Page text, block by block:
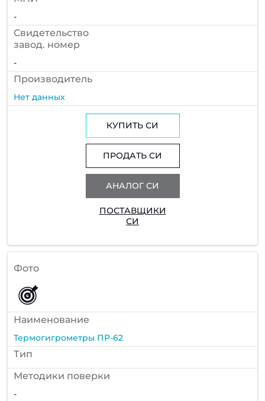
-
Cвидетельство
завод. номер
-
Производитель
Нет данных
КУПИТЬ СИ
ПРОДАТЬ СИ
АНАЛОГ СИ
ПОСТАВЩИКИ
СИ
Фото
Наименование
Термогигрометры ПР-62
Тип
Методики поверки
-